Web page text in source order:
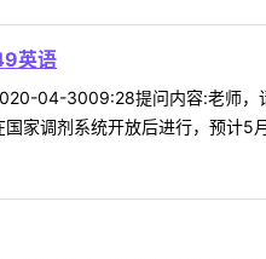
英语
04-3009:28提问内容:老师
家调剂系统开放后进行，预计5